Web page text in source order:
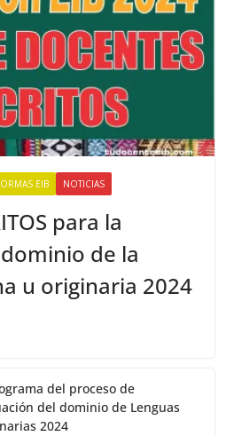
EIB NOTICIAS
para la
de la
u originaria 2024
del proceso de
del dominio de Lenguas
2024